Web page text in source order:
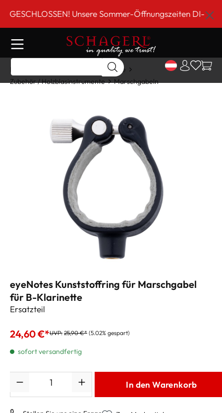
springenUnsere Sommer-Öffnungszeiten DI-FR 9
Home
Holzblasinstrumente
Zubehör / Holzblasinstrumente
Marschgabeln
eyeNotes Kunststoffring für Marschgabel
für B-Klarinette
Ersatzteil
24,60 €*UVP: 25,90 €* (5.02% gespart)
sofort versandfertig
In den Warenkorb